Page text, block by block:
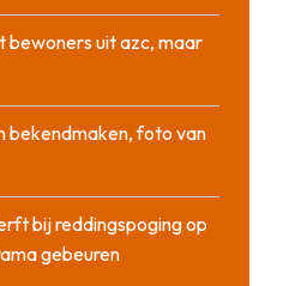
bewoners uit azc, maar
bekendmaken, foto van
bij reddingspoging op
gebeuren